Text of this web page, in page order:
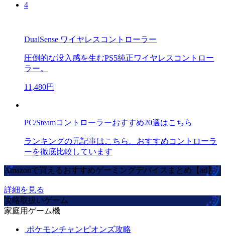
4
DualSense ワイヤレスコントローラー
圧倒的な没入感を生むPS5純正ワイヤレスコントロー
ラー。
11,480円
PC/Steamコントローラーおすすめ20選はこちら
ランキングの元記事はこちら。おすすめコントローラ
ーを徹底比較しています
Amazonで買えるおすすめゲーミングデバイスまとめ【ad】
詳細を見る
攻略取扱いゲーム
家庭用ゲーム機
ポケモンチャンピオンズ攻略